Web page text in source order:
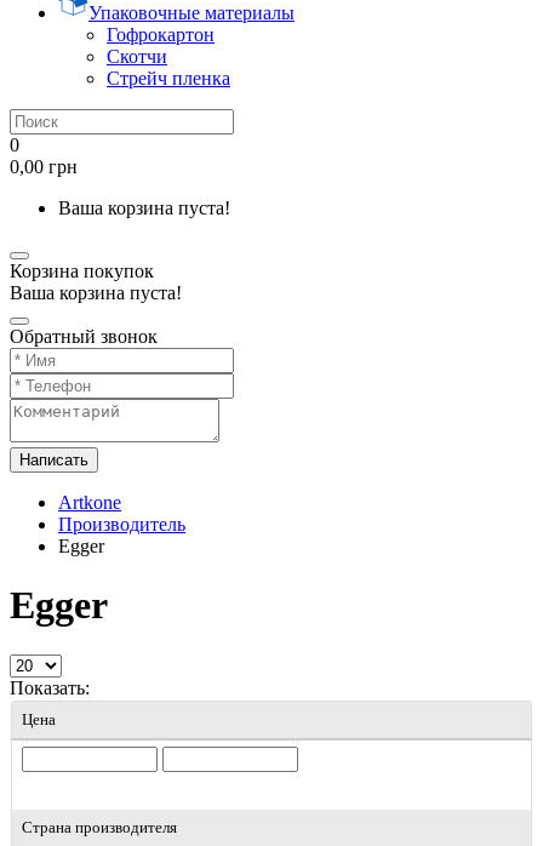
Упаковочные материалы
Гофрокартон
Скотчи
Стрейч пленка
0
0,00 грн
Ваша корзина пуста!
Корзина покупок
Ваша корзина пуста!
Обратный звонок
Написать
Artkone
Производитель
Egger
Egger
Показать:
Цена
Страна производителя